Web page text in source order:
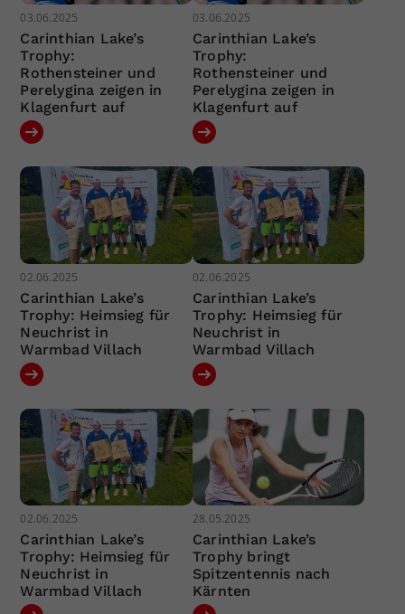
03.06.2025
Carinthian Lake’s
Trophy:
Rothensteiner und
Perelygina zeigen in
Klagenfurt auf
03.06.2025
Carinthian Lake’s
Trophy:
Rothensteiner und
Perelygina zeigen in
Klagenfurt auf
02.06.2025
Carinthian Lake’s
Trophy: Heimsieg für
Neuchrist in
Warmbad Villach
02.06.2025
Carinthian Lake’s
Trophy: Heimsieg für
Neuchrist in
Warmbad Villach
02.06.2025
Carinthian Lake’s
Trophy: Heimsieg für
Neuchrist in
Warmbad Villach
28.05.2025
Carinthian Lake’s
Trophy bringt
Spitzentennis nach
Kärnten